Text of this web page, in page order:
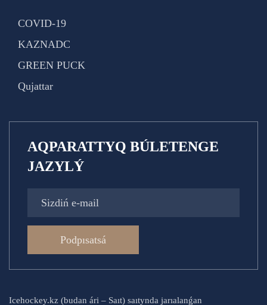
COVID-19
KAZNADC
GREEN PUCK
Qujattar
AQPARATTYQ BÚLETENGE
JAZYLÝ
Podpısatsá
Icehockey.kz (budan ári – Saıt) saıtynda jarıalanǵan